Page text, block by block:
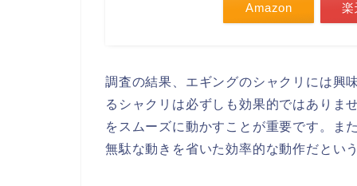
Amazon 楽
調査の結果、エギングのシャクリには興
るシャクリは必ずしも効果的ではありま
をスムーズに動かすことが重要です。ま
無駄な動きを省いた効率的な動作だとい